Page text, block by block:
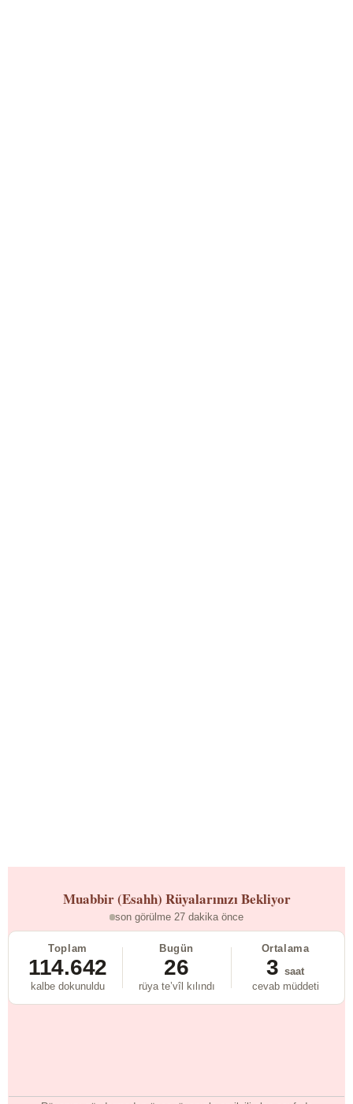
Muabbir (Esahh) Rüyalarınızı Bekliyor
son görülme 27 dakika önce
Toplam
114.642
kalbe dokunuldu
Bugün
26
rüya te’vîl kılındı
Ortalama
3 saat
cevab müddeti